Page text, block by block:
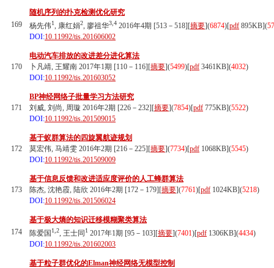
169
随机序列的扑克检测优化研究
杨先伟1, 康红娟2, 廖祖华3,4 2016年4期 [513－518][摘要](6874)[pdf 895KB](
DOI:10.11992/tis.201606002
170
电动汽车排放的改进差分进化算法
卜凡靖, 王耀南 2017年1期 [110－116][摘要](5499)[pdf 3461KB](4032)
DOI:10.11992/tis.201603052
171
BP神经网络子批量学习方法研究
刘威, 刘尚, 周璇 2016年2期 [226－232][摘要](7854)[pdf 775KB](5522)
DOI:10.11992/tis.201509015
172
基于蚁群算法的四旋翼航迹规划
莫宏伟, 马靖雯 2016年2期 [216－225][摘要](7734)[pdf 1068KB](5545)
DOI:10.11992/tis.201509009
173
基于信息反馈和改进适应度评价的人工蜂群算法
陈杰, 沈艳霞, 陆欣 2016年2期 [172－179][摘要](7761)[pdf 1024KB](5218)
DOI:10.11992/tis.201506024
174
基于极大熵的知识迁移模糊聚类算法
陈爱国 1,2, 王士同 1 2017年1期 [95－103][摘要](7401)[pdf 1306KB](4434)
DOI:10.11992/tis.201602003
基于粒子群优化的Elman神经网络无模型控制